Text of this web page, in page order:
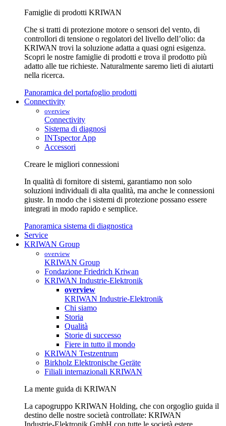
Famiglie di prodotti KRIWAN
Che si tratti di protezione motore o sensori del vento, di
controllori di tensione o regolatori del livello dell’olio: da
KRIWAN trovi la soluzione adatta a quasi ogni esigenza.
Scopri le nostre famiglie di prodotti e trova il prodotto più
adatto alle tue richieste. Naturalmente saremo lieti di aiutarti
nella ricerca.
Panoramica del portafoglio prodotti
Connectivity
overview
Connectivity
Sistema di diagnosi
INTspector App
Accessori
Creare le migliori connessioni
In qualità di fornitore di sistemi, garantiamo non solo
soluzioni individuali di alta qualità, ma anche le connessioni
giuste. In modo che i sistemi di protezione possano essere
integrati in modo rapido e semplice.
Panoramica sistema di diagnostica
Service
KRIWAN Group
overview
KRIWAN Group
Fondazione Friedrich Kriwan
KRIWAN Industrie-Elektronik
overview
KRIWAN Industrie-Elektronik
Chi siamo
Storia
Qualità
Storie di successo
Fiere in tutto il mondo
KRIWAN Testzentrum
Birkholz Elektronische Geräte
Filiali internazionali KRIWAN
La mente guida di KRIWAN
La capogruppo KRIWAN Holding, che con orgoglio guida il
destino delle nostre società controllate: KRIWAN
Industrie‑Elektronik GmbH con tutte le società estere,